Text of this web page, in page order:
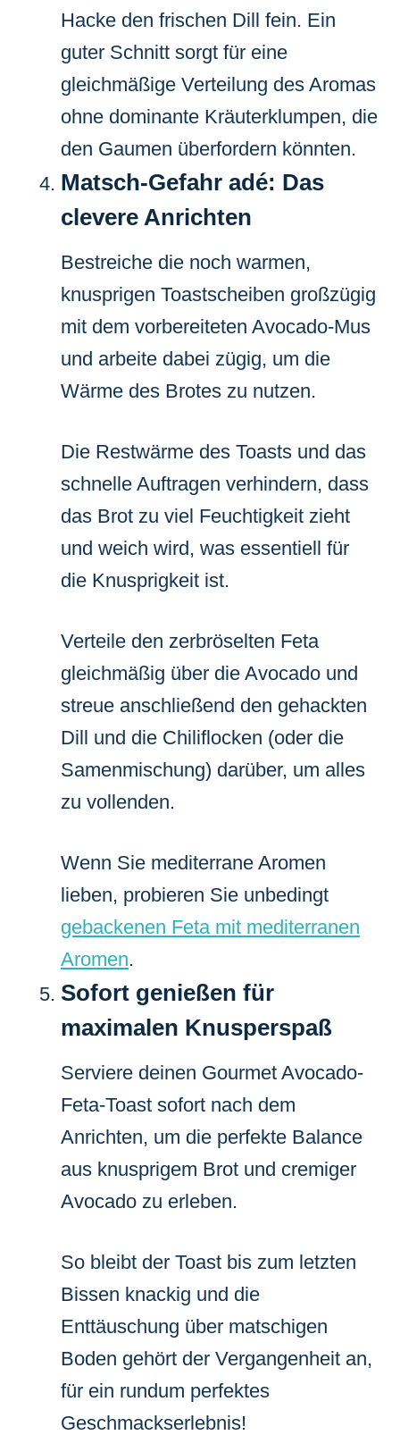
Hacke den frischen Dill fein. Ein
guter Schnitt sorgt für eine
gleichmäßige Verteilung des Aromas
ohne dominante Kräuterklumpen, die
den Gaumen überfordern könnten.
Matsch-Gefahr adé: Das
clevere Anrichten
Bestreiche die noch warmen,
knusprigen Toastscheiben großzügig
mit dem vorbereiteten Avocado-Mus
und arbeite dabei zügig, um die
Wärme des Brotes zu nutzen.
Die Restwärme des Toasts und das
schnelle Auftragen verhindern, dass
das Brot zu viel Feuchtigkeit zieht
und weich wird, was essentiell für
die Knusprigkeit ist.
Verteile den zerbröselten Feta
gleichmäßig über die Avocado und
streue anschließend den gehackten
Dill und die Chiliflocken (oder die
Samenmischung) darüber, um alles
zu vollenden.
Wenn Sie mediterrane Aromen
lieben, probieren Sie unbedingt
gebackenen Feta mit mediterranen
Aromen.
Sofort genießen für
maximalen Knusperspaß
Serviere deinen Gourmet Avocado-
Feta-Toast sofort nach dem
Anrichten, um die perfekte Balance
aus knusprigem Brot und cremiger
Avocado zu erleben.
So bleibt der Toast bis zum letzten
Bissen knackig und die
Enttäuschung über matschigen
Boden gehört der Vergangenheit an,
für ein rundum perfektes
Geschmackserlebnis!